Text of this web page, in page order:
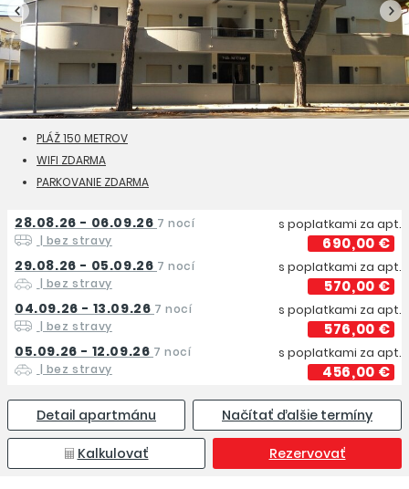
PLÁŽ 150 METROV
WIFI ZDARMA
PARKOVANIE ZDARMA
28.08.26 - 06.09.26 7 nocí
| bez stravy
s poplatkami za apt.
690,00 €
29.08.26 - 05.09.26 7 nocí
| bez stravy
s poplatkami za apt.
570,00 €
04.09.26 - 13.09.26 7 nocí
| bez stravy
s poplatkami za apt.
576,00 €
05.09.26 - 12.09.26 7 nocí
| bez stravy
s poplatkami za apt.
456,00 €
Detail apartmánu Načítať ďalšie termíny
Kalkulovať Rezervovať